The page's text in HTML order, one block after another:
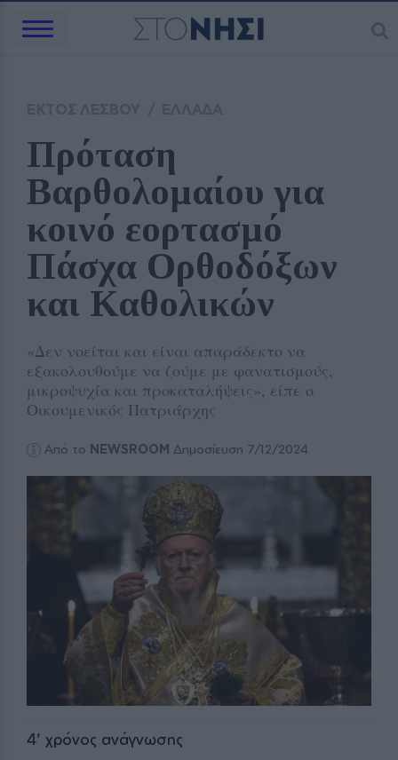
Πρόταση
Βαρθολομαίου για
κοινό εορτασμό
Πάσχα Ορθοδόξων
και Καθολικών
«Δεν νοείται και είναι απαράδεκτο να
εξακολουθούμε να ζούμε με φανατισμούς,
μικροψυχία και προκαταλήψεις», είπε ο
Οικουμενικός Πατριάρχης
Από το NEWSROOM Δημοσίευση 7/12/2024
4' χρόνος ανάγνωσης